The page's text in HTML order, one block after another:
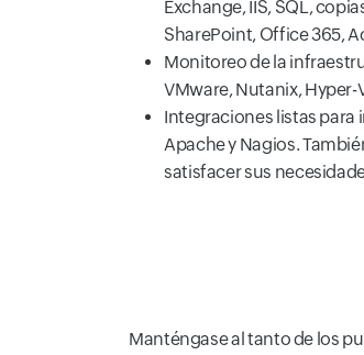
Exchange, IIS, SQL,
SharePoint, Office 365,
Monitoreo de la
VMware, Nutanix, Hyper-
Integraciones listas para
Apache y Nagios.
satisfacer sus
Manténgase al tanto de los